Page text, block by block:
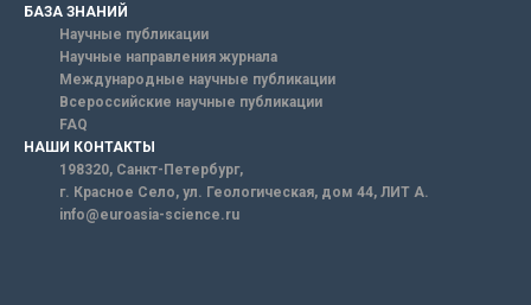
БАЗА ЗНАНИЙ
Научные публикации
Научные направления журнала
Международные научные публикации
Всероссийские научные публикации
FAQ
НАШИ КОНТАКТЫ
198320, Санкт-Петербург,
г. Красное Село, ул. Геологическая, дом 44, ЛИТ А.
info@euroasia-science.ru